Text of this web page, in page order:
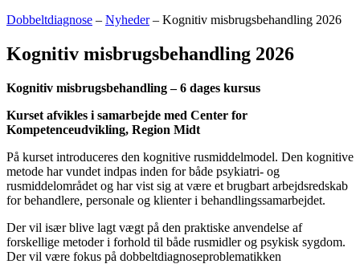
Dobbeltdiagnose – Nyheder– Kognitiv misbrugsbehandling 2026
Kognitiv misbrugsbehandling 2026
Kognitiv misbrugsbehandling – 6 dages kursus
Kurset afvikles i samarbejde med Center for
Kompetenceudvikling, Region Midt
På kurset introduceres den kognitive rusmiddelmodel. Den kognitive
metode har vundet indpas inden for både psykiatri- og
rusmiddelområdet og har vist sig at være et brugbart arbejdsredskab
for behandlere, personale og klienter i behandlingssamarbejdet.
Der vil især blive lagt vægt på den praktiske anvendelse af
forskellige metoder i forhold til både rusmidler og psykisk sygdom.
Der vil være fokus på dobbeltdiagnoseproblematikken